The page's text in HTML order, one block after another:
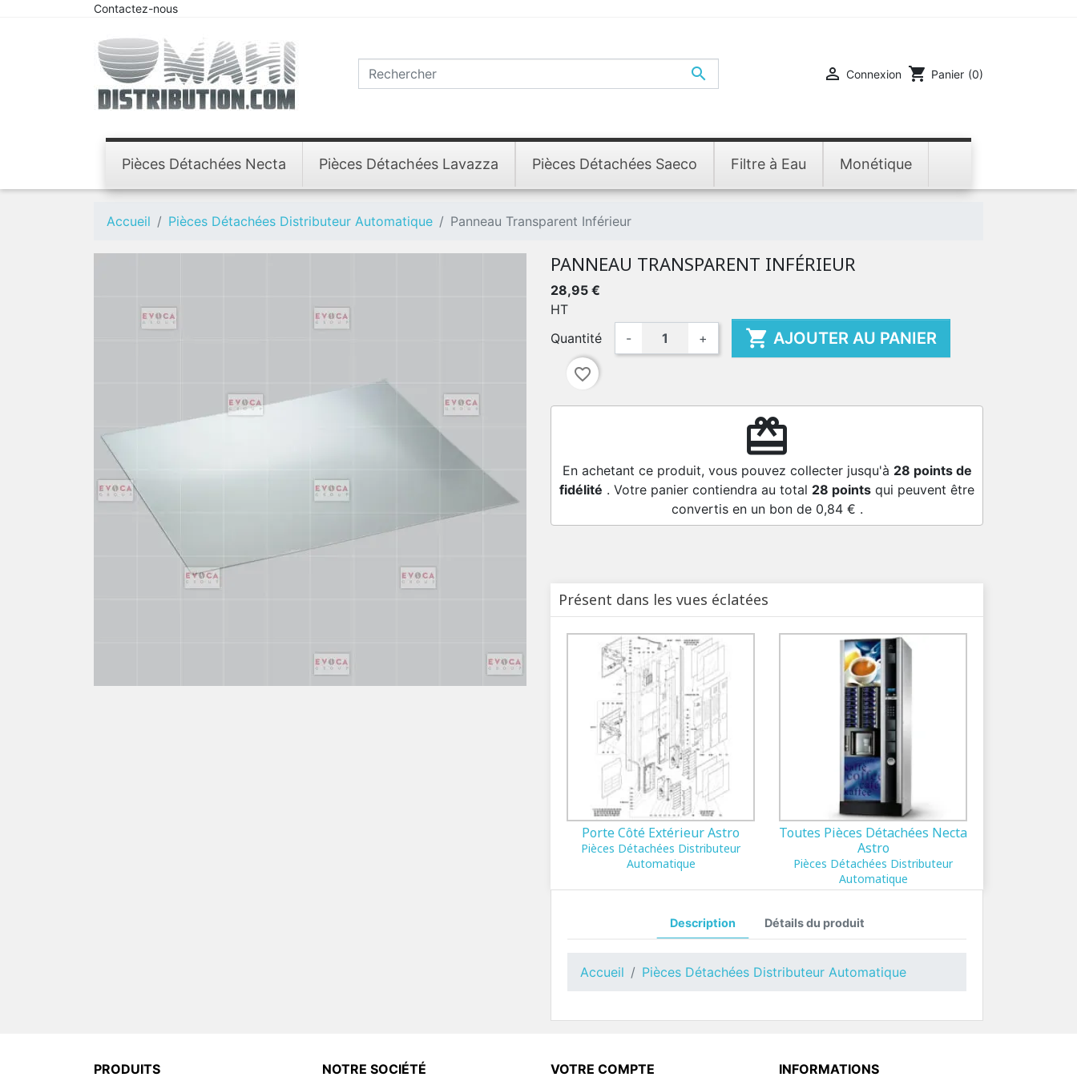
Contactez-nous
  Connexion shopping_cart Panier (0)
Pièces Détachées Necta Pièces Détachées Lavazza Pièces Détachées Saeco Filtre à Eau Monétique
Accueil Pièces Détachées Distributeur Automatique Panneau Transparent Inférieur
PANNEAU TRANSPARENT INFÉRIEUR
28,95 €
HT
Quantité
- +  AJOUTER AU PANIER
favorite_border
redeem
En achetant ce produit, vous pouvez collecter jusqu'à 28 points de
fidélité . Votre panier contiendra au total 28 points qui peuvent être
convertis en un bon de 0,84 € .
Présent dans les vues éclatées
Porte Côté Extérieur Astro
Pièces Détachées Distributeur
Automatique
Toutes Pièces Détachées Necta
Astro
Pièces Détachées Distributeur
Automatique
Description Détails du produit
Accueil Pièces Détachées Distributeur Automatique
PRODUITS NOTRE SOCIÉTÉ VOTRE COMPTE INFORMATIONS